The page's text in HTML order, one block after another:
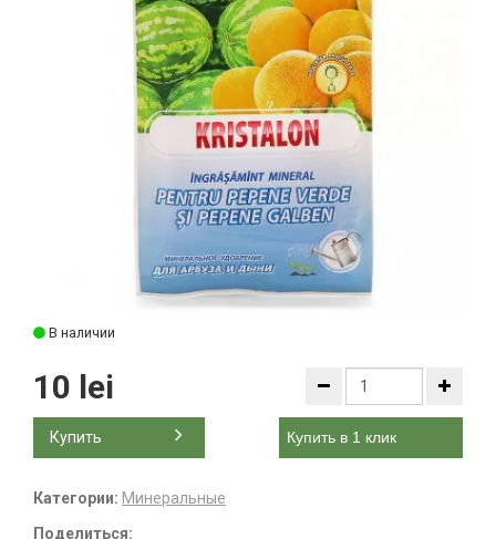
В наличии
10 lei
Купить Купить в 1 клик
Категории: Минеральные
Поделиться: